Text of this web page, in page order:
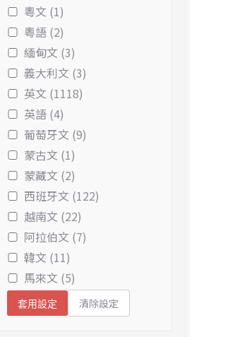
粵文 (1)
粵語 (2)
緬甸文 (3)
義大利文 (3)
英文 (1118)
英語 (4)
葡萄牙文 (9)
蒙古文 (1)
蒙藏文 (2)
西班牙文 (122)
越南文 (22)
阿拉伯文 (7)
韓文 (11)
馬來文 (5)
套用設定 清除設定